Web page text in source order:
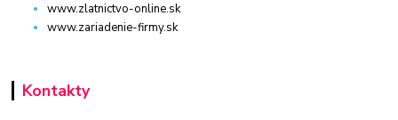
www.zlatnictvo-online.sk
www.zariadenie-firmy.sk
Kontakty